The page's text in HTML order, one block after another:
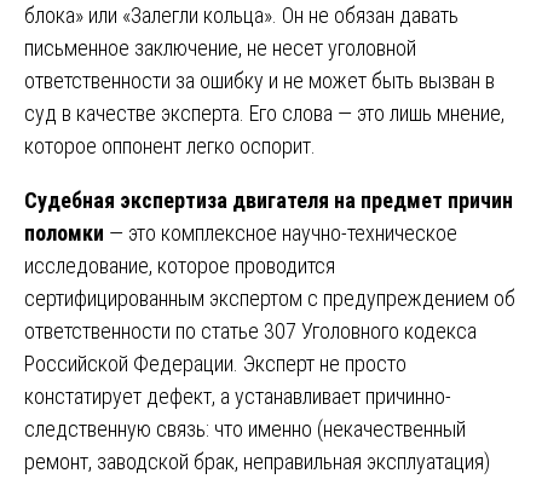
блока» или «Залегли кольца». Он не обязан давать
письменное заключение, не несет уголовной
ответственности за ошибку и не может быть вызван в
суд в качестве эксперта. Его слова — это лишь мнение,
которое оппонент легко оспорит.
Судебная экспертиза двигателя на предмет причин
поломки — это комплексное научно-техническое
исследование, которое проводится
сертифицированным экспертом с предупреждением об
ответственности по статье 307 Уголовного кодекса
Российской Федерации. Эксперт не просто
констатирует дефект, а устанавливает причинно-
следственную связь: что именно (некачественный
ремонт, заводской брак, неправильная эксплуатация)